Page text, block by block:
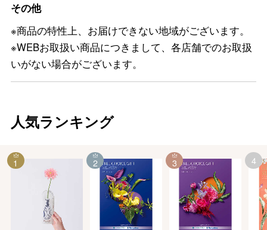
その他
※商品の特性上、お届けできない地域がございます。
※WEBお取扱い商品につきまして、各店舗でのお取扱
いがない場合がございます。
人気ランキング
1 2 3 4